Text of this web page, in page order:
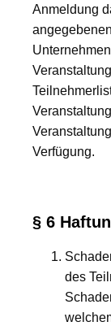
Anmeldung
Verfügung.
§ 6
des